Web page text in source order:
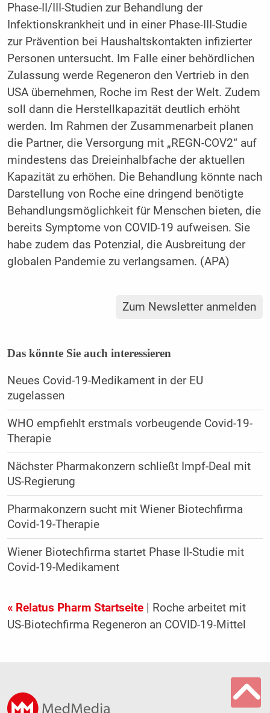
Phase-II/III-Studien zur Behandlung der
Infektionskrankheit und in einer Phase-III-Studie
zur Prävention bei Haushaltskontakten infizierter
Personen untersucht. Im Falle einer behördlichen
Zulassung werde Regeneron den Vertrieb in den
USA übernehmen, Roche im Rest der Welt. Zudem
soll dann die Herstellkapazität deutlich erhöht
werden. Im Rahmen der Zusammenarbeit planen
die Partner, die Versorgung mit „REGN-COV2“ auf
mindestens das Dreieinhalbfache der aktuellen
Kapazität zu erhöhen. Die Behandlung könnte nach
Darstellung von Roche eine dringend benötigte
Behandlungsmöglichkeit für Menschen bieten, die
bereits Symptome von COVID-19 aufweisen. Sie
habe zudem das Potenzial, die Ausbreitung der
globalen Pandemie zu verlangsamen. (APA)
Zum Newsletter anmelden
Das könnte Sie auch interessieren
Neues Covid-19-Medikament in der EU
zugelassen
WHO empfiehlt erstmals vorbeugende Covid-19-
Therapie
Nächster Pharmakonzern schließt Impf-Deal mit
US-Regierung
Pharmakonzern sucht mit Wiener Biotechfirma
Covid-19-Therapie
Wiener Biotechfirma startet Phase II-Studie mit
Covid-19-Medikament
« Relatus Pharm Startseite| Roche arbeitet mit
US-Biotechfirma Regeneron an COVID-19-Mittel